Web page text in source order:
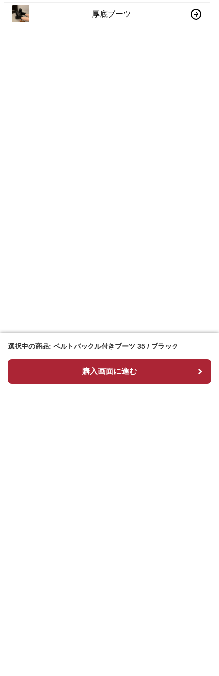
選択中の商品: ベルトバックル付きブーツ 35 / ブラック
購入画面に進む
選択中の商品: ベルトバックル付きブーツ 35 / ブラック
購入画面に進む
厚底ブーツ